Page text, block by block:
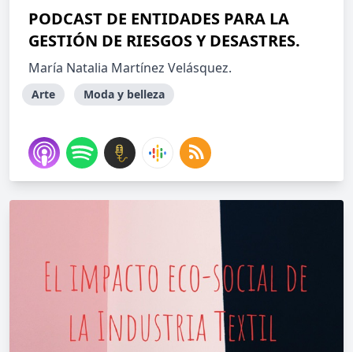
PODCAST DE ENTIDADES PARA LA
GESTIÓN DE RIESGOS Y DESASTRES.
María Natalia Martínez Velásquez.
Arte Moda y belleza